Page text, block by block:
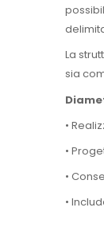
La
sia
•
•
•
•